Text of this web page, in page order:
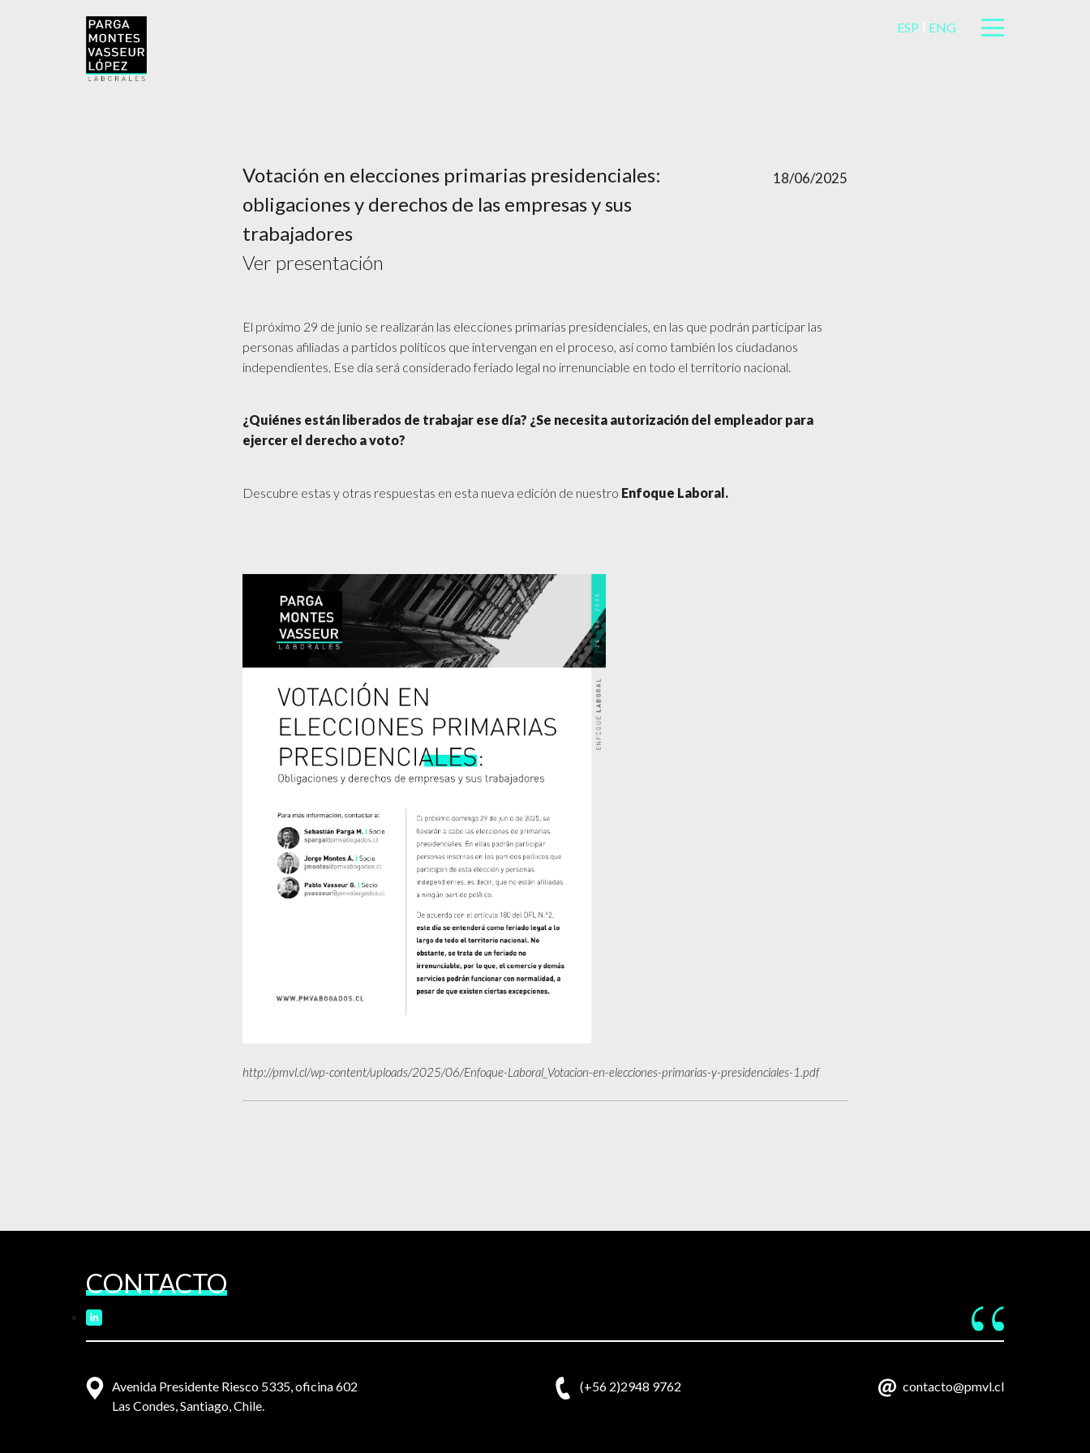
ESP ENG
Votación en elecciones primarias presidenciales:
obligaciones y derechos de las empresas y sus
trabajadores
Ver presentación
18/06/2025
El próximo 29 de junio se realizarán las elecciones primarias presidenciales, en las que podrán participar las
personas afiliadas a partidos políticos que intervengan en el proceso, así como también los ciudadanos
independientes. Ese día será considerado feriado legal no irrenunciable en todo el territorio nacional.
¿Quiénes están liberados de trabajar ese día? ¿Se necesita autorización del empleador para
ejercer el derecho a voto?
Descubre estas y otras respuestas en esta nueva edición de nuestro Enfoque Laboral.
http://pmvl.cl/wp-content/uploads/2025/06/Enfoque-Laboral_Votacion-en-elecciones-primarias-y-presidenciales-1.pdf
CONTACTO
Avenida Presidente Riesco 5335, oficina 602
Las Condes, Santiago, Chile.
(+56 2)2948 9762 contacto@pmvl.cl